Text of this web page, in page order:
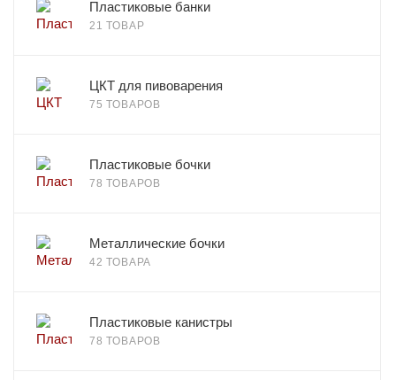
Пластиковые банки
21 ТОВАР
ЦКТ для пивоварения
75 ТОВАРОВ
Пластиковые бочки
78 ТОВАРОВ
Металлические бочки
42 ТОВАРА
Пластиковые канистры
78 ТОВАРОВ